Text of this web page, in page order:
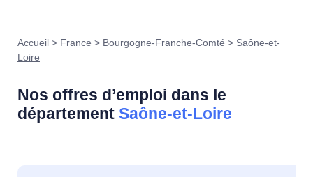
Accueil > France > Bourgogne-Franche-Comté > Saône-et-
Loire
Nos offres d’emploi dans le
département Saône-et-Loire